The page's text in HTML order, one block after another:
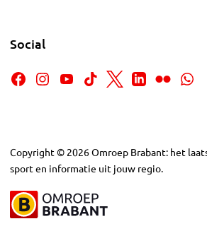
Social
Copyright © 2026Omroep Brabant: het
sport en informatie uit jouw regio.